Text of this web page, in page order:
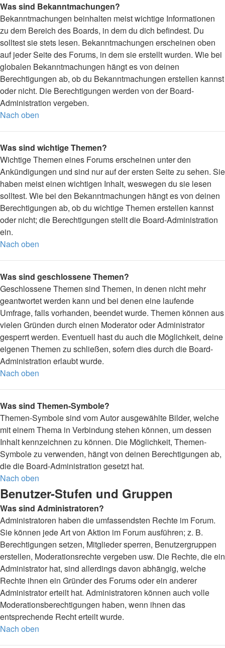
Was sind Bekanntmachungen?
Bekanntmachungen beinhalten meist wichtige Informationen
zu dem Bereich des Boards, in dem du dich befindest. Du
solltest sie stets lesen. Bekanntmachungen erscheinen oben
auf jeder Seite des Forums, in dem sie erstellt wurden. Wie bei
globalen Bekanntmachungen hängt es von deinen
Berechtigungen ab, ob du Bekanntmachungen erstellen kannst
oder nicht. Die Berechtigungen werden von der Board-
Administration vergeben.
Nach oben
Was sind wichtige Themen?
Wichtige Themen eines Forums erscheinen unter den
Ankündigungen und sind nur auf der ersten Seite zu sehen. Sie
haben meist einen wichtigen Inhalt, weswegen du sie lesen
solltest. Wie bei den Bekanntmachungen hängt es von deinen
Berechtigungen ab, ob du wichtige Themen erstellen kannst
oder nicht; die Berechtigungen stellt die Board-Administration
ein.
Nach oben
Was sind geschlossene Themen?
Geschlossene Themen sind Themen, in denen nicht mehr
geantwortet werden kann und bei denen eine laufende
Umfrage, falls vorhanden, beendet wurde. Themen können aus
vielen Gründen durch einen Moderator oder Administrator
gesperrt werden. Eventuell hast du auch die Möglichkeit, deine
eigenen Themen zu schließen, sofern dies durch die Board-
Administration erlaubt wurde.
Nach oben
Was sind Themen-Symbole?
Themen-Symbole sind vom Autor ausgewählte Bilder, welche
mit einem Thema in Verbindung stehen können, um dessen
Inhalt kennzeichnen zu können. Die Möglichkeit, Themen-
Symbole zu verwenden, hängt von deinen Berechtigungen ab,
die die Board-Administration gesetzt hat.
Nach oben
Benutzer-Stufen und Gruppen
Was sind Administratoren?
Administratoren haben die umfassendsten Rechte im Forum.
Sie können jede Art von Aktion im Forum ausführen; z. B.
Berechtigungen setzen, Mitglieder sperren, Benutzergruppen
erstellen, Moderationsrechte vergeben usw. Die Rechte, die ein
Administrator hat, sind allerdings davon abhängig, welche
Rechte ihnen ein Gründer des Forums oder ein anderer
Administrator erteilt hat. Administratoren können auch volle
Moderationsberechtigungen haben, wenn ihnen das
entsprechende Recht erteilt wurde.
Nach oben